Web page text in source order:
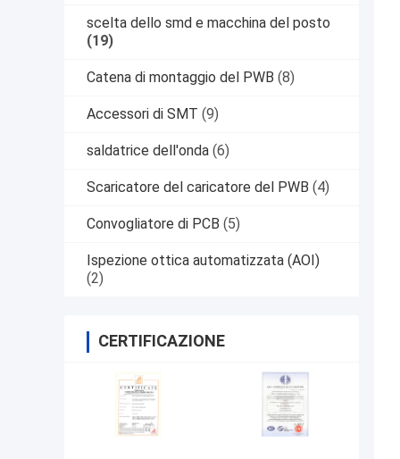
scelta dello smd e macchina del posto
(19)
Catena di montaggio del PWB (8)
Accessori di SMT (9)
saldatrice dell'onda (6)
Scaricatore del caricatore del PWB (4)
Convogliatore di PCB (5)
Ispezione ottica automatizzata (AOI)
(2)
CERTIFICAZIONE